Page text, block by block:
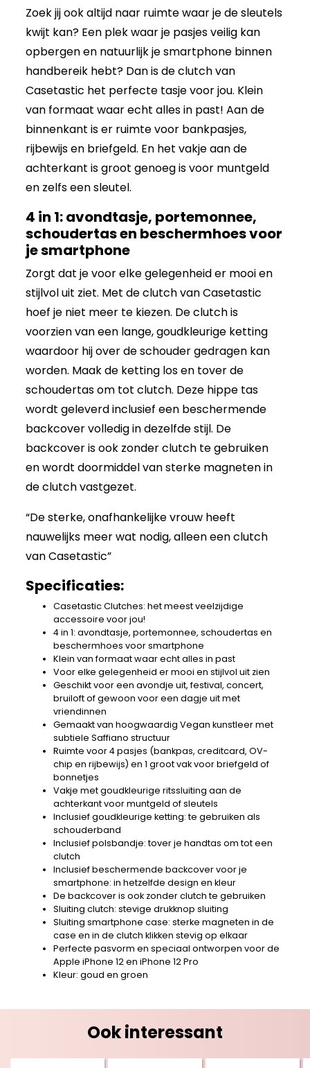
Zoek jij ook altijd naar ruimte waar je de sleutels
kwijt kan? Een plek waar je pasjes veilig kan
opbergen en natuurlijk je smartphone binnen
handbereik hebt? Dan is de clutch van
Casetastic het perfecte tasje voor jou. Klein
van formaat waar echt alles in past! Aan de
binnenkant is er ruimte voor bankpasjes,
rijbewijs en briefgeld. En het vakje aan de
achterkant is groot genoeg is voor muntgeld
en zelfs een sleutel.
4 in 1: avondtasje, portemonnee,
schoudertas en beschermhoes voor
je smartphone
Zorgt dat je voor elke gelegenheid er mooi en
stijlvol uit ziet. Met de clutch van Casetastic
hoef je niet meer te kiezen. De clutch is
voorzien van een lange, goudkleurige ketting
waardoor hij over de schouder gedragen kan
worden. Maak de ketting los en tover de
schoudertas om tot clutch. Deze hippe tas
wordt geleverd inclusief een beschermende
backcover volledig in dezelfde stijl. De
backcover is ook zonder clutch te gebruiken
en wordt doormiddel van sterke magneten in
de clutch vastgezet.
“De sterke, onafhankelijke vrouw heeft
nauwelijks meer wat nodig, alleen een clutch
van Casetastic”
Specificaties:
Casetastic Clutches: het meest veelzijdige
accessoire voor jou!
4 in 1: avondtasje, portemonnee, schoudertas en
beschermhoes voor smartphone
Klein van formaat waar echt alles in past
Voor elke gelegenheid er mooi en stijlvol uit zien
Geschikt voor een avondje uit, festival, concert,
bruiloft of gewoon voor een dagje uit met
vriendinnen
Gemaakt van hoogwaardig Vegan kunstleer met
subtiele Saffiano structuur
Ruimte voor 4 pasjes (bankpas, creditcard, OV-
chip en rijbewijs) en 1 groot vak voor briefgeld of
bonnetjes
Vakje met goudkleurige ritssluiting aan de
achterkant voor muntgeld of sleutels
Inclusief goudkleurige ketting: te gebruiken als
schouderband
Inclusief polsbandje: tover je handtas om tot een
clutch
Inclusief beschermende backcover voor je
smartphone: in hetzelfde design en kleur
De backcover is ook zonder clutch te gebruiken
Sluiting clutch: stevige drukknop sluiting
Sluiting smartphone case: sterke magneten in de
case en in de clutch klikken stevig op elkaar
Perfecte pasvorm en speciaal ontworpen voor de
Apple iPhone 12 en iPhone 12 Pro
Kleur: goud en groen
Ook interessant